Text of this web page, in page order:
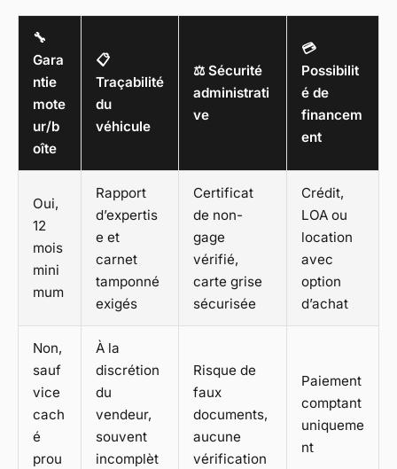
🔧
Gara
ntie
mote
ur/b
oîte
📋
Traçabilité
du
véhicule
⚖️ Sécurité
administrati
ve
💳
Possibilit
é de
financem
ent
Oui,
12
mois
mini
mum
Rapport
d’expertis
e et
carnet
tamponné
exigés
Certificat
de non-
gage
vérifié,
carte grise
sécurisée
Crédit,
LOA ou
location
avec
option
d’achat
Non,
sauf
vice
cach
é
prou
À la
discrétion
du
vendeur,
souvent
incomplèt
Risque de
faux
documents,
aucune
vérification
Paiement
comptant
uniqueme
nt